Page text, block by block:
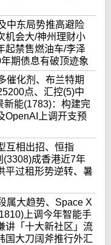
中东局势推高避险
机会大/神州理财小
起禁售燃油车/李泽
期债息有破顶迹象
催化剂、布兰特期
点、汇控(5)中
新能(1783)：构建完
OpenAI上调开支预
互相出招、恒指
(3308)成香港近7年
平过租形势逆转、暑
属大趋势、Space X
上调今年智能手
讲「十大新社区」流
国大刀阔斧推行外汇